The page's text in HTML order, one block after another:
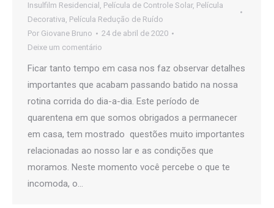
Insulfilm Residencial , Película de Controle Solar, Película
Decorativa, Película Redução de Ruído
Por Giovane Bruno
24 de abril de 2020
Deixe um comentário
Ficar tanto tempo em casa nos faz observar detalhes
importantes que acabam passando batido na nossa
rotina corrida do dia-a-dia. Este período de
quarentena em que somos obrigados a permanecer
em casa, tem mostrado questões muito importantes
relacionadas ao nosso lar e as condições que
moramos. Neste momento você percebe o que te
incomoda, o…